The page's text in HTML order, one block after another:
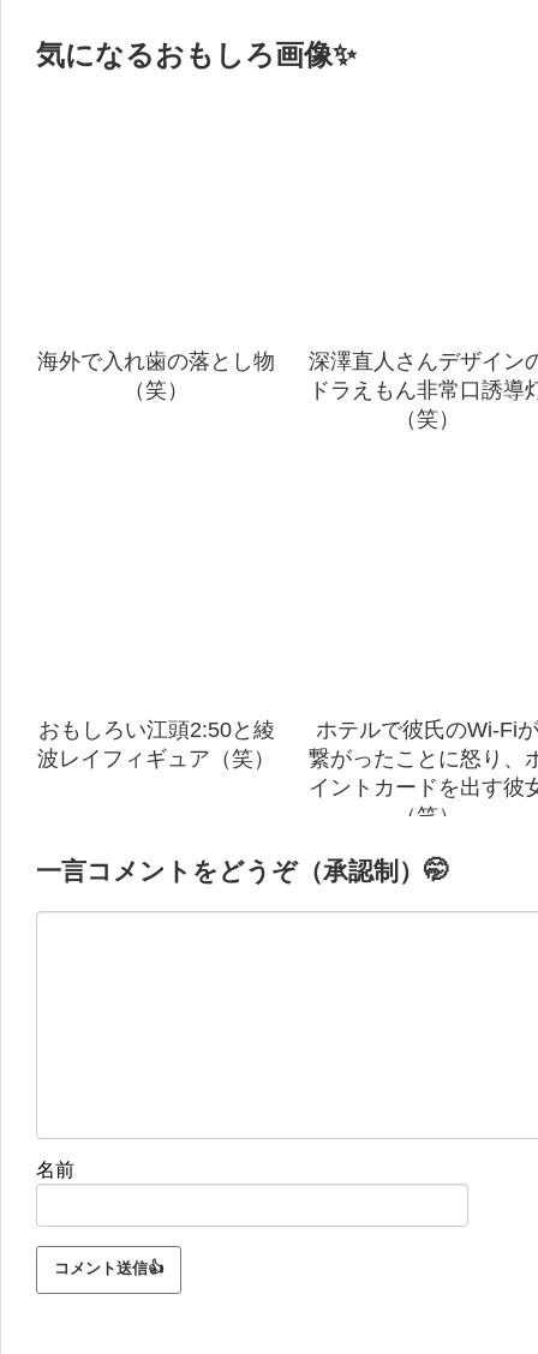
気になるおもしろ画像✨
海外で入れ歯の落とし物
（笑）
深澤直人さんデザイン
ドラえもん非常口誘導
（笑）
おもしろい江頭2:50と綾
波レイフィギュア（笑）
ホテルで彼氏のWi-Fiが
繋がったことに怒り、
イントカードを出す彼
（笑）
一言コメントをどうぞ（承認制）🤭
名前